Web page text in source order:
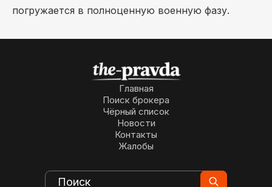
погружается в полноценную военную фазу.
Главная
Поиск брокера
Чёрный список
Новости
Контакты
Жалобы